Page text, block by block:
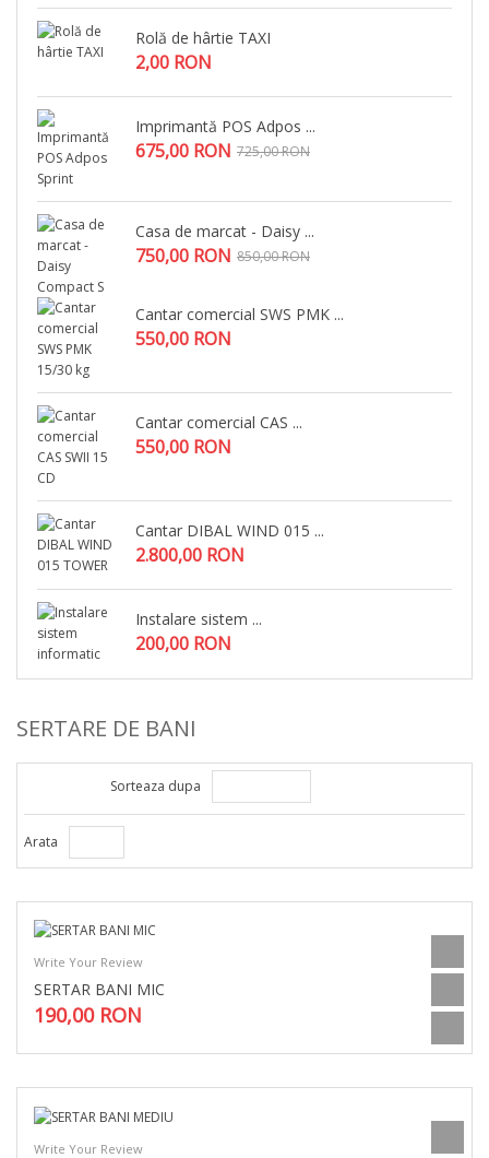
Rolă de hârtie TAXI
2,00 RON
Imprimantă POS Adpos ...
725,00 RON
675,00 RON
Casa de marcat - Daisy ...
850,00 RON
750,00 RON
Cantar comercial SWS PMK ...
550,00 RON
Cantar comercial CAS ...
550,00 RON
Cantar DIBAL WIND 015 ...
2.800,00 RON
Instalare sistem ...
200,00 RON
SERTARE DE BANI
Sorteaza dupa
Arata
Write Your Review
SERTAR BANI MIC
190,00 RON
Write Your Review